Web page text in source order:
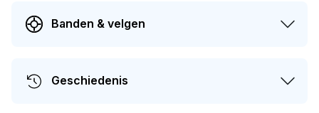
Banden & velgen
Geschiedenis